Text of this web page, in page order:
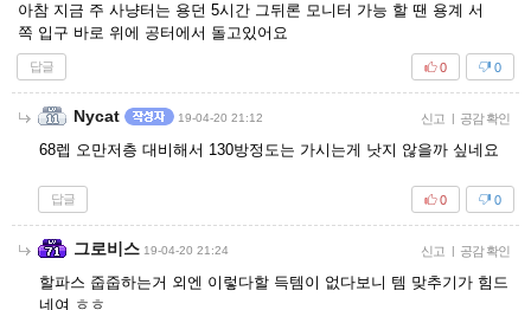
아참 지금 주 사냥터는 용던 5시간 그뒤론 모니터 가능 할 땐 용계 서
쪽 입구 바로 위에 공터에서 돌고있어요
답글 0
0
Nycat 19-04-20 21:12 신고 | 공감 확인
68렙 오만저층 대비해서 130방정도는 가시는게 낫지 않을까 싶네요
답글 0
0
그로비스 19-04-20 21:24 신고 | 공감 확인
할파스 줍줍하는거 외엔 이렇다할 득템이 없다보니 템 맞추기가 힘드
네여 ㅎㅎ